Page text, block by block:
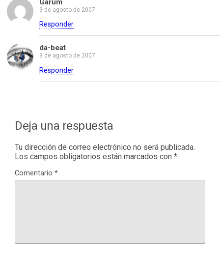
3 de agosto de 2007
Responder
da-beat
3 de agosto de 2007
Responder
Deja una respuesta
Tu dirección de correo electrónico no será publicada.
Los campos obligatorios están marcados con *
Comentario *